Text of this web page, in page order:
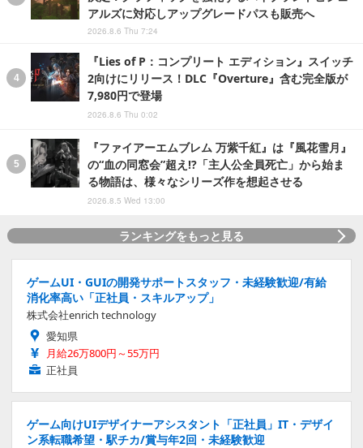
アルズに対応しアップグレードパスも販売へ
2026.8.6 Thu 7:24
『Lies of P：コンプリート エディション』スイッチ
2向けにリリース！DLC『Overture』含む完全版が
7,980円で登場
2026.8.6 Thu 0:02
『ファイアーエムブレム 万紫千紅』は『風花雪月』
の“血の同窓会”超え!?「主人公全員死亡」から始ま
る物語は、様々なシリーズ作を想起させる
2026.8.5 Wed 13:00
ランキングをもっと見る
ゲームUI・GUIの開発サポートスタッフ・未経験歓迎/有給
消化率高い「正社員・スキルアップ」
株式会社enrich technology
愛知県
月給26万800円～55万円
正社員
ゲーム向けUIデザイナーアシスタント「正社員」IT・デザイ
ン系転職希望・駅チカ/賞与年2回・未経験歓迎